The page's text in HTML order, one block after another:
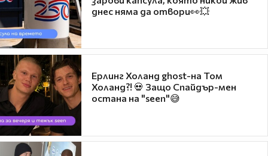
днес няма да отвори👀💥
Ерлинг Холанд ghost-на Том
Холанд?! 💀 Защо Спайдър-мен
остана на "seen"😅